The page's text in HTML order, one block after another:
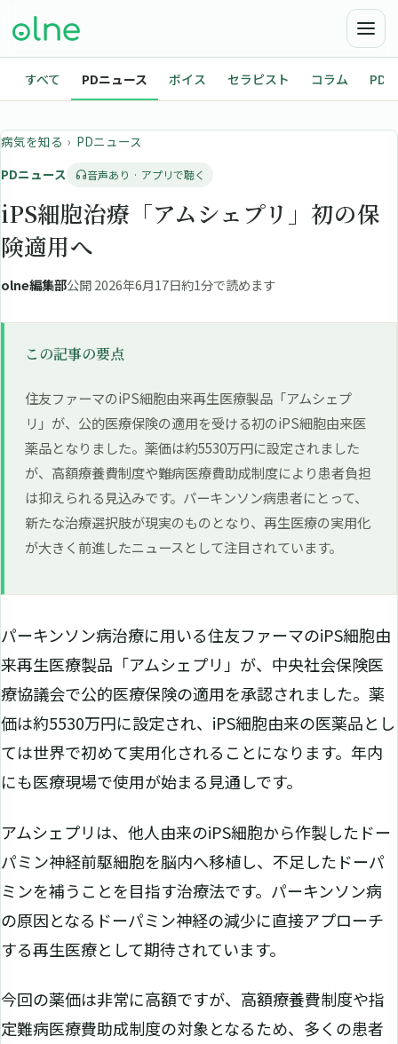
すべて PDニュース ボイス セラピスト コラム PD
病気を知る › PDニュース
PDニュース
音声あり · アプリで聴く
iPS細胞治療「アムシェプリ」初の保
険適用へ
olne編集部公開 2026年6月17日約1分で読めます
この記事の要点
住友ファーマのiPS細胞由来再生医療製品「アムシェプ
リ」が、公的医療保険の適用を受ける初のiPS細胞由来医
薬品となりました。薬価は約5530万円に設定されました
が、高額療養費制度や難病医療費助成制度により患者負担
は抑えられる見込みです。パーキンソン病患者にとって、
新たな治療選択肢が現実のものとなり、再生医療の実用化
が大きく前進したニュースとして注目されています。
パーキンソン病治療に用いる住友ファーマのiPS細胞由
来再生医療製品「アムシェプリ」が、中央社会保険医
療協議会で公的医療保険の適用を承認されました。薬
価は約5530万円に設定され、iPS細胞由来の医薬品とし
ては世界で初めて実用化されることになります。年内
にも医療現場で使用が始まる見通しです。
アムシェプリは、他人由来のiPS細胞から作製したドー
パミン神経前駆細胞を脳内へ移植し、不足したドーパ
ミンを補うことを目指す治療法です。パーキンソン病
の原因となるドーパミン神経の減少に直接アプローチ
する再生医療として期待されています。
今回の薬価は非常に高額ですが、高額療養費制度や指
定難病医療費助成制度の対象となるため、多くの患者